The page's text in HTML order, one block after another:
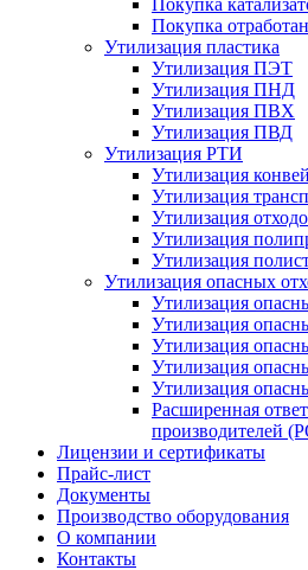
Покупка
Покупка
Утилизация пластика
Утилизация ПЭТ
Утилизация ПНД
Утилизация ПВХ
Утилизация ПВД
Утилизация РТИ
Утилизация
Утилизация
Утилизация
Утилизация
Утилизация
Утилизация опасных
Утилизация
Утилизация
Утилизация
Утилизация
Утилизация
Расширенная
производителей
Лицензии и сертификаты
Прайс-лист
Документы
Производство оборудования
О компании
Контакты